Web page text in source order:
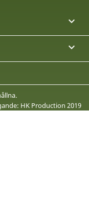


HK Production 2019